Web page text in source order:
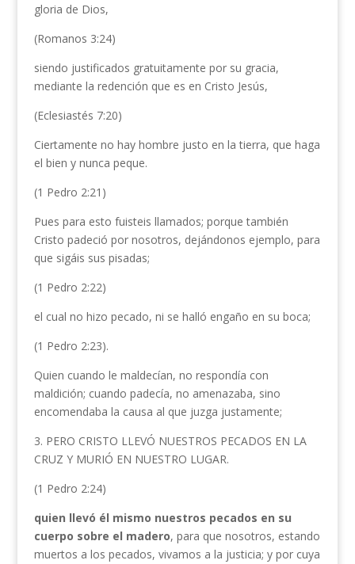
gloria de Dios,
(Romanos 3:24)
siendo justificados gratuitamente por su gracia,
mediante la redención que es en Cristo Jesús,
(Eclesiastés 7:20)
Ciertamente no hay hombre justo en la tierra, que haga
el bien y nunca peque.
(1 Pedro 2:21)
Pues para esto fuisteis llamados; porque también
Cristo padeció por nosotros, dejándonos ejemplo, para
que sigáis sus pisadas;
(1 Pedro 2:22)
el cual no hizo pecado, ni se halló engaño en su boca;
(1 Pedro 2:23).
Quien cuando le maldecían, no respondía con
maldición; cuando padecía, no amenazaba, sino
encomendaba la causa al que juzga justamente;
3. PERO CRISTO LLEVÓ NUESTROS PECADOS EN LA
CRUZ Y MURIÓ EN NUESTRO LUGAR.
(1 Pedro 2:24)
quien llevó él mismo nuestros pecados en su
cuerpo sobre el madero, para que nosotros, estando
muertos a los pecados, vivamos a la justicia; y por cuya